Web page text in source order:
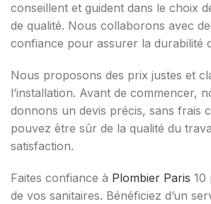
conseillent et guident dans le choix
de qualité. Nous collaborons avec
confiance pour assurer la durabilité
Nous proposons des prix justes et
l’installation. Avant de commencer,
donnons un devis précis, sans frais
pouvez être sûr de la qualité du
satisfaction.
Faites confiance à Plombier Paris 10
de vos sanitaires. Bénéficiez d’un